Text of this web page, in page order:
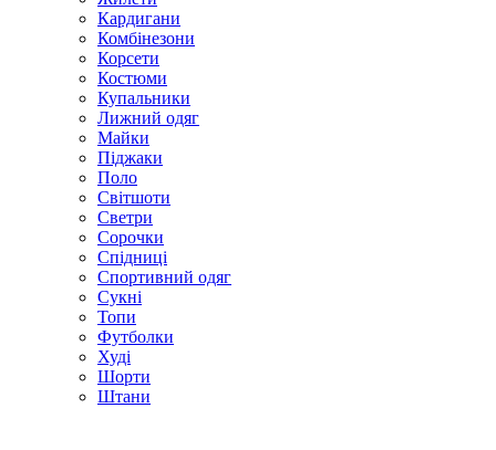
Кардигани
Комбінезони
Корсети
Костюми
Купальники
Лижний одяг
Майки
Піджаки
Поло
Світшоти
Светри
Сорочки
Спідниці
Спортивний одяг
Сукні
Топи
Футболки
Худі
Шорти
Штани